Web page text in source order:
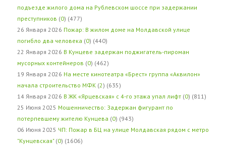
подъезде жилого дома на Рублевском шоссе при задержании
преступников (0) (477)
26 Января 2026 Пожар: В жилом доме на Молдавской улице
погибло два человека (0) (440)
22 Января 2026 В Кунцеве задержан поджигатель-пироман
мусорных контейнеров (0) (462)
19 Января 2026 На месте кинотеатра «Брест» группа «Аквилон»
начала строительство МФК (2) (635)
14 Января 2026 В ЖК «Ярцевская» с 4-го этажа упал лифт (0) (811)
25 Июня 2025 Мошенничество: Задержан фигурант по
потерпевшему жителю Кунцева (0) (943)
06 Июня 2025 ЧП: Пожар в БЦ на улице Молдавская рядом с метро
"Кунцевская" (0) (1606)